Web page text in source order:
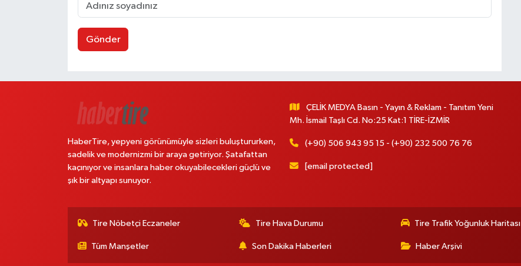
Gönder
HaberTire, yepyeni görünümüyle sizleri buluştururken,
sadelik ve modernizmi bir araya getiriyor. Şatafattan
kaçınıyor ve insanlara haber okuyabilecekleri güçlü ve
şık bir altyapı sunuyor.
ÇELİK MEDYA Basın - Yayın & Reklam - Tanıtım Yeni
Mh. İsmail Taşlı Cd. No:25 Kat:1 TİRE-İZMİR
(+90) 506 943 95 15 - (+90) 232 500 76 76
[email protected]
Tire Nöbetçi Eczaneler Tire Hava Durumu Tire Trafik Yoğunluk Haritası
Tüm Manşetler Son Dakika Haberleri Haber Arşivi